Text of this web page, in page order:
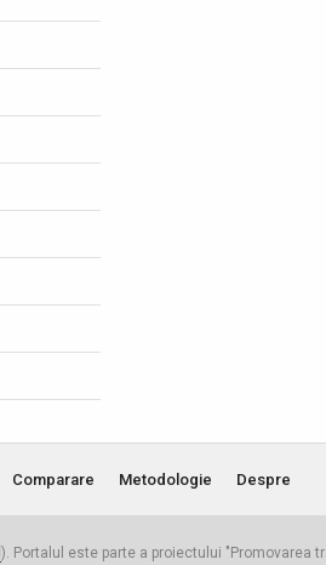
Comparare Metodologie Despre
). Portalul este parte a proiectului